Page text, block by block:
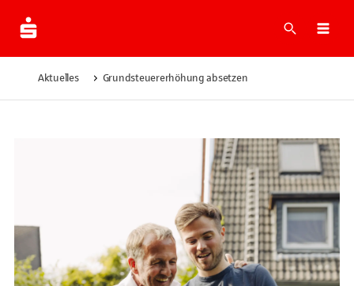
Suche
Aktuelles Grundsteuererhöhung absetzen